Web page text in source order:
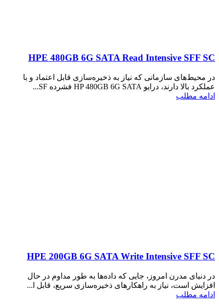
HPE 480GB 6G SATA Read Intensive SFF SC
در محیط‌های سازمانی که نیاز به ذخیره‌سازی قابل اعتماد و با
عملکرد بالا دارند، درایو HP 480GB 6G SATA فشرده SF...
ادامه مطلب
HPE 200GB 6G SATA Write Intensive SFF SC
در دنیای مدرن امروز، جایی که داده‌ها به طور مداوم در حال
افزایش است، نیاز به راهکارهای ذخیره‌سازی سریع، قابل ا...
ادامه مطلب